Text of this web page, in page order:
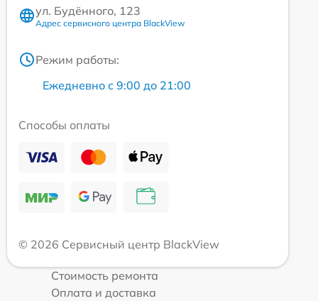
ул. Будённого, 123
Адрес сервисного центра BlackView
Режим работы:
Ежедневно с 9:00 до 21:00
Способы оплаты
© 2026 Сервисный центр BlackView
Стоимость ремонта
Оплата и доставка